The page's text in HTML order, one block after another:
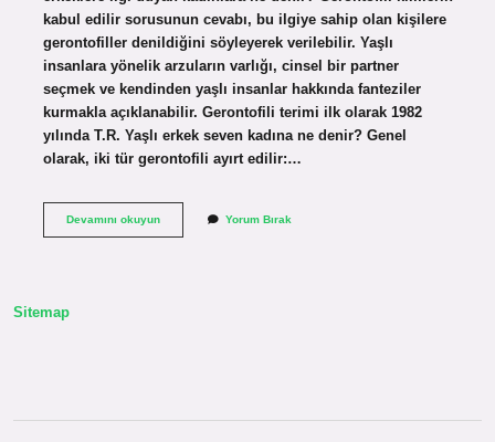
kabul edilir sorusunun cevabı, bu ilgiye sahip olan kişilere
gerontofiller denildiğini söyleyerek verilebilir. Yaşlı
insanlara yönelik arzuların varlığı, cinsel bir partner
seçmek ve kendinden yaşlı insanlar hakkında fanteziler
kurmakla açıklanabilir. Gerontofili terimi ilk olarak 1982
yılında T.R. Yaşlı erkek seven kadına ne denir? Genel
olarak, iki tür gerontofili ayırt edilir:…
Devamını okuyunGenç
Yorum Bırak
Sitemap